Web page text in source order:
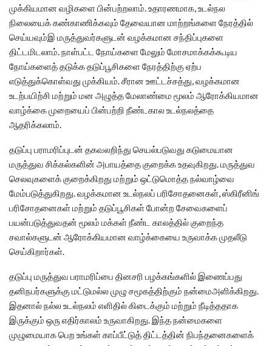
முக்கியமான வழிகளை பின்பற்றலாம். உதாரணமாக, உடல்நல
நிலையைக் கண்காணிக்கவும் தேவையான மாற்றங்களை நேரத்தில்
செய்யவும்இ மருத்துவர்களுடன் வழக்கமான சந்திப்புகளை
திட்டமிடலாம். நாள்பட்ட நோய்களை மேலும் மோசமாக்கக்கூடிய
நோய்களைத் தடுக்க தடுப்பூசிகளை நேரத்திற்கு ஏற்ப
எடுத்துக்கொள்வது முக்கியம். சீரான ஊட்டச்சத்து, வழக்கமான
உடற்பயிற்சி மற்றும் மன அழுத்த மேலாண்மை மூலம் ஆரோக்கியமான
வாழ்க்கை முறையைப் பின்பற்றி நீண்டகால உடல்நலத்தை
ஆதரிக்கலாம்.
தடுப்பு பராமரிப்புடன் தகவலறிந்து செயல்படுவது கடுமையான
மருத்துவ சிக்கல்களின் அபாயத்தை குறைக்க உதவுகிறது. மருத்துவ
செலவுகளைக் குறைக்கிறது மற்றும் ஒட்டுமொத்த நல்வாழ்வை
மேம்படுத்துகிறது. வழக்கமான உடல்நலப் பரிசோதனைகள், ஸ்கிரீனிங்
பரிசோதனைகள் மற்றும் தடுப்பூசிகள் போன்ற சேவைகளைப்
பயன்படுத்துவதன் மூலம் மக்கள் நீண்ட காலத்தில் குறைந்த
சவால்களுடன் ஆரோக்கியமான வாழ்க்கையை உருவாக்க முதலீடு
செய்கிறார்கள்.
தடுப்பு மருத்துவ பராமரிப்பை தினசரி பழக்கங்களில் இணைப்பது
தனிநபர்களுக்கு மட்டுமல்ல முழு சமூகத்திற்கும் நன்மைஅளிக்கிறது.
இதனால் நல்ல உடல்நலம் எளிதில் கிடைக்கும் மற்றும் நீடித்ததாக
இருக்கும் ஒரு எதிர்காலம் உருவாகிறது. இந்த நன்மைகளை
முழுமையாக பெற உங்கள் காப்பீட்டுத் திட்டத்தின் நிபந்தனைகளைக்